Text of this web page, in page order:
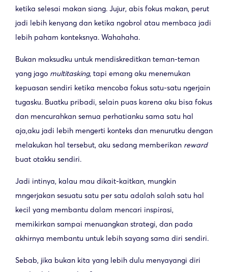
ketika selesai makan siang. Jujur, abis fokus makan, perut
jadi lebih kenyang dan ketika ngobrol atau membaca jadi
lebih paham konteksnya. Wahahaha.
Bukan maksudku untuk mendiskreditkan teman-teman
yang jago multitasking, tapi emang aku menemukan
kepuasan sendiri ketika mencoba fokus satu-satu ngerjain
tugasku. Buatku pribadi, selain puas karena aku bisa fokus
dan mencurahkan semua perhatianku sama satu hal
aja,aku jadi lebih mengerti konteks dan menurutku dengan
melakukan hal tersebut, aku sedang memberikan reward
buat otakku sendiri.
Jadi intinya, kalau mau dikait-kaitkan, mungkin
mngerjakan sesuatu satu per satu adalah salah satu hal
kecil yang membantu dalam mencari inspirasi,
memikirkan sampai menuangkan strategi, dan pada
akhirnya membantu untuk lebih sayang sama diri sendiri.
Sebab, jika bukan kita yang lebih dulu menyayangi diri